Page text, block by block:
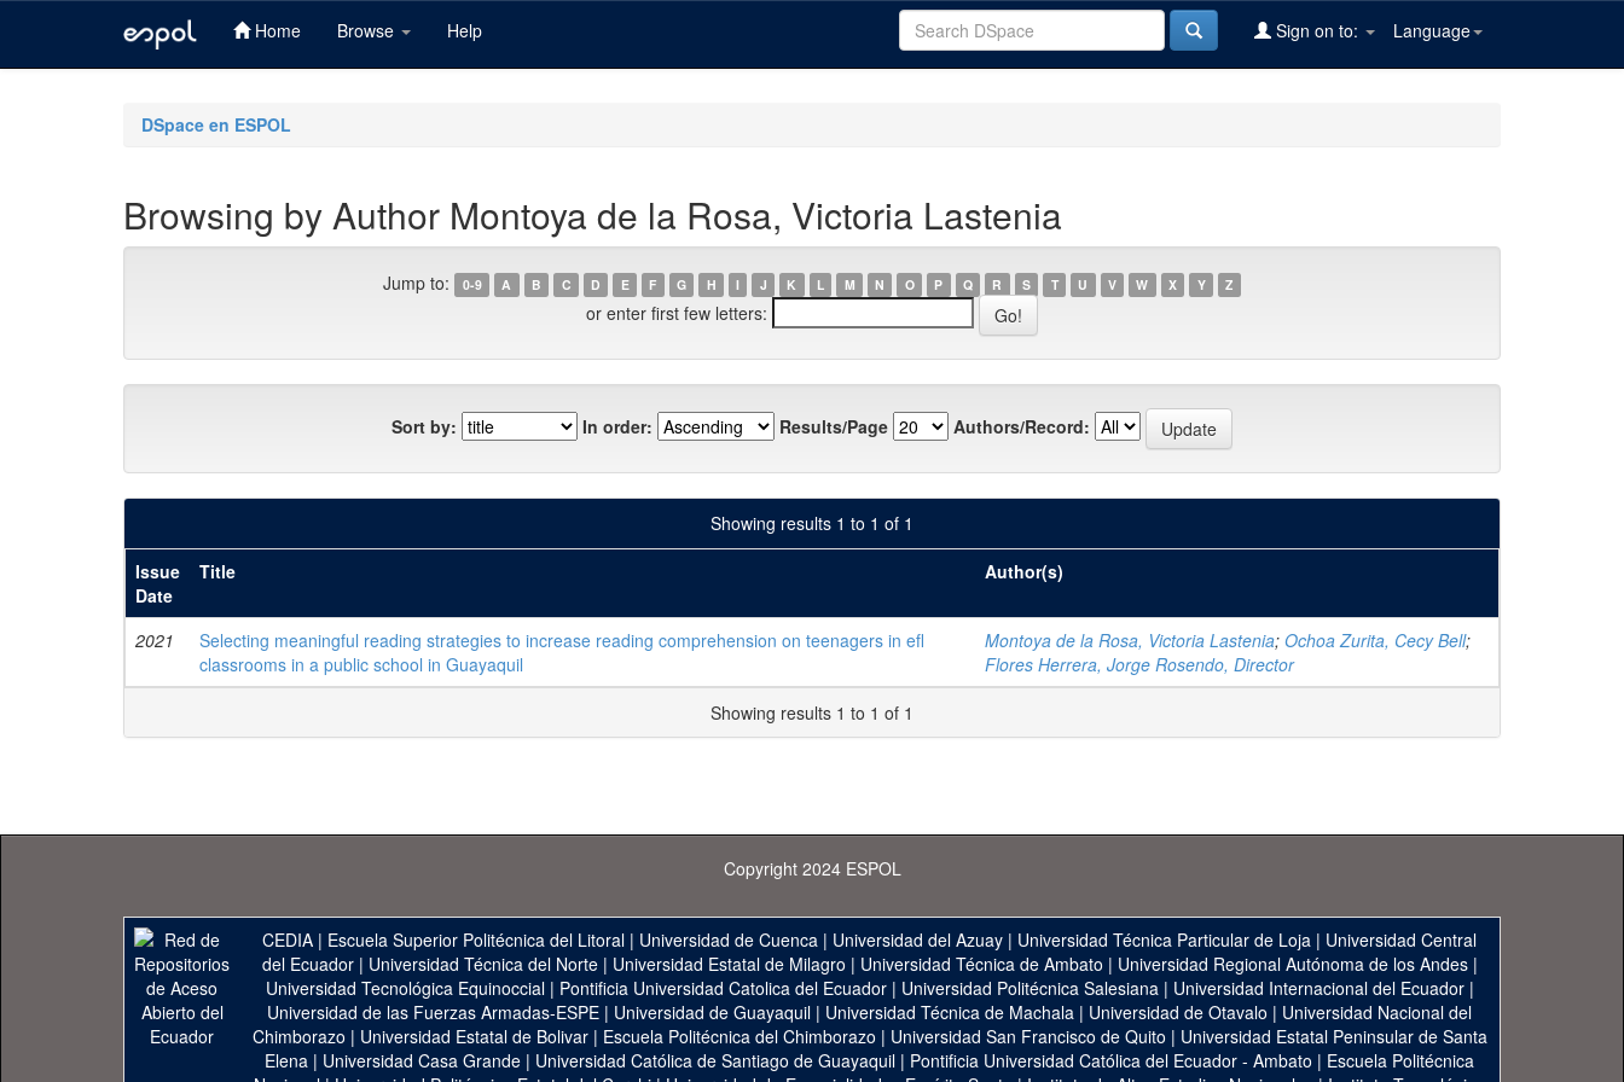
Home Browse Help Language
Sign on to:
DSpace en ESPOL
Browsing by Author Montoya de la Rosa, Victoria Lastenia
Jump to: 0-9 A B C D E F G H I J K L M N O P Q R S T U V W X Y Z
or enter first few letters:
Sort by: In order: Results/Page Authors/Record:
Showing results 1 to 1 of 1
Issue
Date
Title Author(s)
2021
Selecting meaningful reading strategies to increase reading comprehension on teenagers in efl
classrooms in a public school in Guayaquil
Montoya de la Rosa, Victoria Lastenia; Ochoa Zurita, Cecy Bell;
Flores Herrera, Jorge Rosendo, Director
Showing results 1 to 1 of 1
Copyright 2024 ESPOL
CEDIA | Escuela Superior Politécnica del Litoral | Universidad de Cuenca | Universidad del Azuay | Universidad Técnica Particular de Loja | Universidad Central
del Ecuador| Universidad Técnica del Norte| Universidad Estatal de Milagro | Universidad Técnica de Ambato | Universidad Regional Autónoma de los Andes|
Universidad Tecnológica Equinoccial| Pontificia Universidad Catolica del Ecuador| Universidad Politécnica Salesiana| Universidad Internacional del Ecuador|
Universidad de las Fuerzas Armadas-ESPE | Universidad de Guayaquil | Universidad Técnica de Machala | Universidad de Otavalo | Universidad Nacional del
Chimborazo | Universidad Estatal de Bolivar| Escuela Politécnica del Chimborazo | Universidad San Francisco de Quito | Universidad Estatal Peninsular de Santa
Elena | Universidad Casa Grande | Universidad Católica de Santiago de Guayaquil | Pontificia Universidad Católica del Ecuador - Ambato | Escuela Politécnica